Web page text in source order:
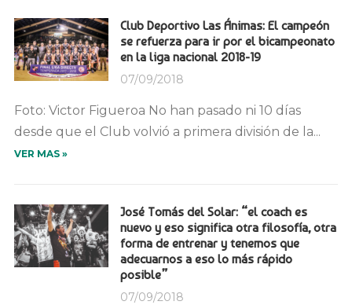
Club Deportivo Las Ánimas: El campeón
se refuerza para ir por el bicampeonato
en la liga nacional 2018-19
07/09/2018
Foto: Victor Figueroa No han pasado ni 10 días
desde que el Club volvió a primera división de la...
VER MAS »
José Tomás del Solar: “el coach es
nuevo y eso significa otra filosofía, otra
forma de entrenar y tenemos que
adecuarnos a eso lo más rápido
posible”
07/09/2018